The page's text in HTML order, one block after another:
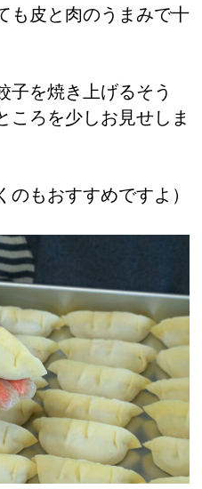
も皮と肉のうまみで十
子を焼き上げるそう
ころを少しお見せしま
のもおすすめですよ）